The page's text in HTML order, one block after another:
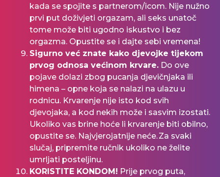
kada se spojite s partnerom/icom. Nije nužno
prvi put doživjeti orgazam, ali seks unatoč
tome može biti ugodno iskustvo i bez
orgazma. Opustite se i dajte sebi vremena!
Sigurno već znate kako djevojke tijekom
prvog odnosa većinom krvare. Do ove
pojave dolazi zbog pucanja djevičnjaka ili
himena – opne koja se nalazi na ulazu u
rodnicu. Krvarenje nije isto kod svih
djevojaka, a kod nekih može i sasvim izostati.
Ukoliko vas brine hoće li krvarenje biti obilno,
opustite se. Najvjerojatnije neće. Za svaki
slučaj, pripremite ručnik ukoliko ne želite
umrljati posteljinu.
KORISTITE KONDOM! Prije prvog puta,